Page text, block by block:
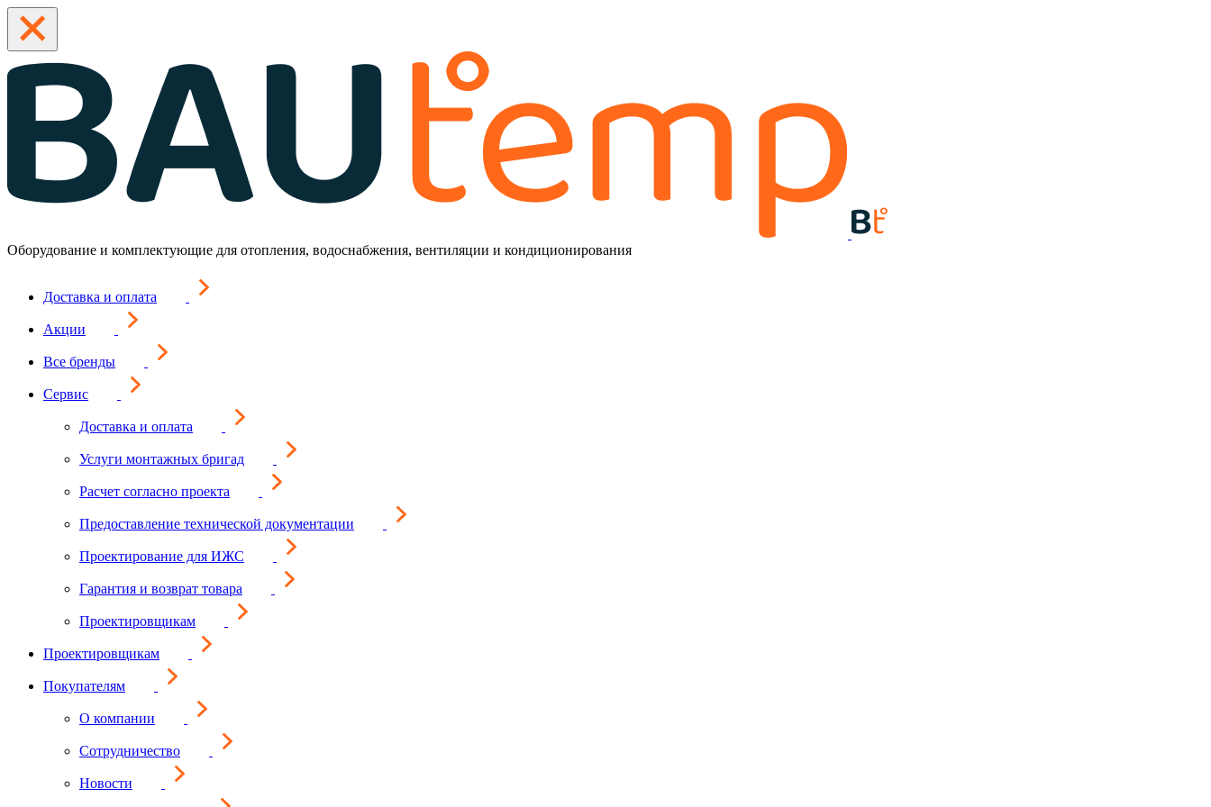
Оборудование и комплектующие для отопления, водоснабжения, вентиляции и кондиционирования
Доставка и оплата
Акции
Все бренды
Сервис
Доставка и оплата
Услуги монтажных бригад
Расчет согласно проекта
Предоставление технической документации
Проектирование для ИЖС
Гарантия и возврат товара
Проектировщикам
Проектировщикам
Покупателям
О компании
Сотрудничество
Новости